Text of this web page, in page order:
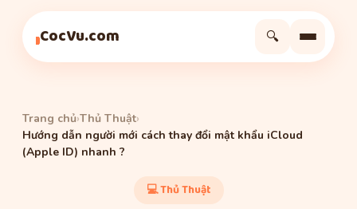
CocVu.com 🔍
Trang chủ›Thủ Thuật›
Hướng dẫn người mới cách thay đổi mật khẩu iCloud
(Apple ID) nhanh ?
💻 Thủ Thuật
Thủ Thuật
Thủ Thuật
Thủ Thuật